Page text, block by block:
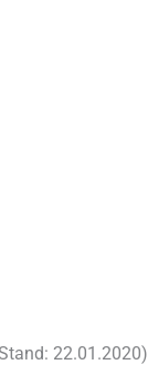
22.01.2020)